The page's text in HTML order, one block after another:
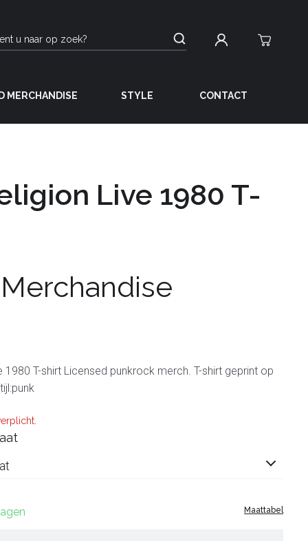
MERCHANDISE STYLE CONTACT
Live 1980 T-
1980 T-shirt Licensed punkrock merch. T-shirt geprint op
Maattabel